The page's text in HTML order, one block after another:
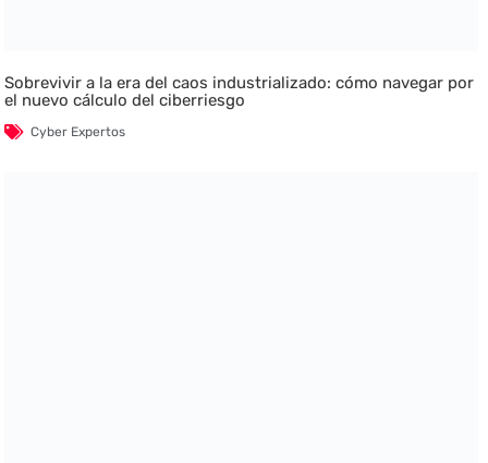
Sobrevivir a la era del caos industrializado: cómo navegar por
el nuevo cálculo del ciberriesgo
Cyber Expertos